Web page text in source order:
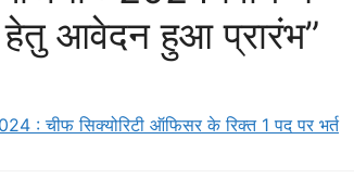
हेतु आवेदन हुआ प्रारंभ”
: चीफ सिक्योरिटी ऑफिसर के रिक्त 1 पद पर भर्त